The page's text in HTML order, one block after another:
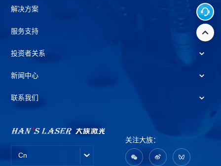
Cn
关注大族：
解决方案
服务支持
投资者关系
新闻中心
联系我们